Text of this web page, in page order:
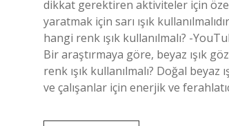
dikkat gerektiren aktiviteler için
yaratmak için sarı ışık
hangi renk ışık kullanılmalı? -
Bir araştırmaya göre, beyaz ışık
renk ışık kullanılmalı? Doğal
ve çalışanlar için enerjik ve